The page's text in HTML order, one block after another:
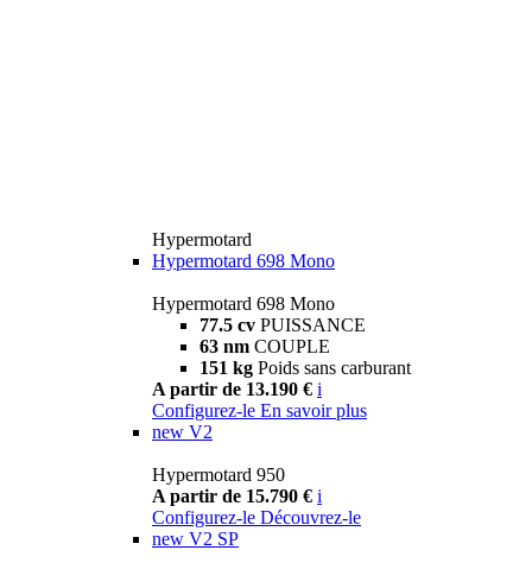
Hypermotard
Hypermotard 698 Mono
Hypermotard 698 Mono
77.5 cv PUISSANCE
63 nm COUPLE
151 kg Poids sans carburant
A partir de 13.190 € i
Configurez-le En savoir plus
new V2
Hypermotard 950
A partir de 15.790 € i
Configurez-le Découvrez-le
new V2 SP